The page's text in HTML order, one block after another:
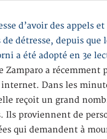
d’avoir des appels et
de détresse, depuis que
a été adopté en 3e
Zamparo a récemment
internet. Dans les
reçoit un grand
Ils proviennent de
qui demandent à